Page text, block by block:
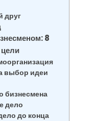
друг
8
выбор идеи
бизнесмена
дело
до конца